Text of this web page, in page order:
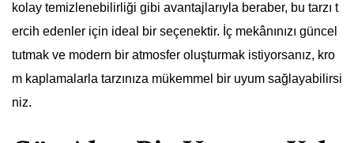
kolay temizlenebilirliği gibi avantajlarıyla beraber, bu tarzı t
ercih edenler için ideal bir seçenektir. İç mekânınızı güncel
tutmak ve modern bir atmosfer oluşturmak istiyorsanız, kro
m kaplamalarla tarzınıza mükemmel bir uyum sağlayabilirsi
niz.